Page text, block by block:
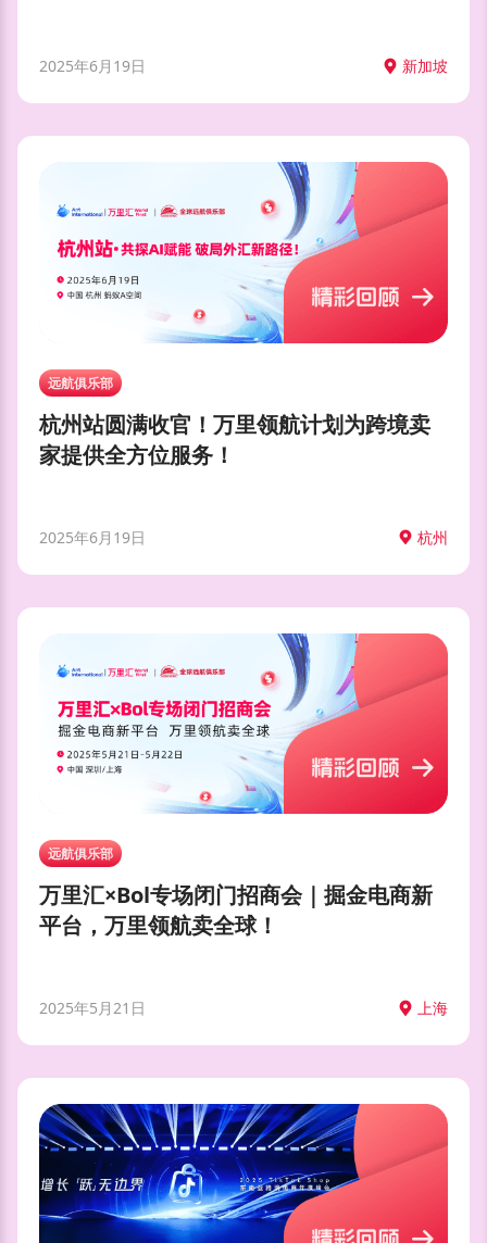
2025年6月19日 新加坡
远航俱乐部
杭州站圆满收官！万里领航计划为跨境卖
家提供全方位服务！
2025年6月19日 杭州
远航俱乐部
万里汇×Bol专场闭门招商会｜掘金电商新
平台，万里领航卖全球！
2025年5月21日 上海